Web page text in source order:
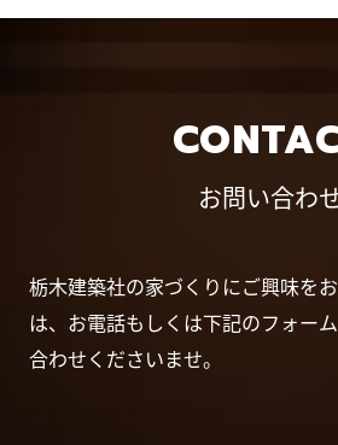
お問い合わ
栃木建築社の家づくりにご興味を
は、お電話もしくは下記のフォー
合わせくださいませ。